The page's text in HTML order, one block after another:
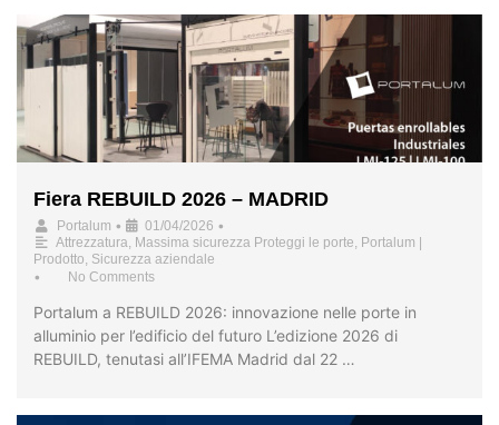
Fiera REBUILD 2026 – MADRID
Portalum • 01/04/2026 •
Attrezzatura, Massima sicurezza Proteggi le porte, Portalum |
Prodotto, Sicurezza aziendale
• No Comments
Portalum a REBUILD 2026: innovazione nelle porte in
alluminio per l’edificio del futuro L’edizione 2026 di
REBUILD, tenutasi all’IFEMA Madrid dal 22 …